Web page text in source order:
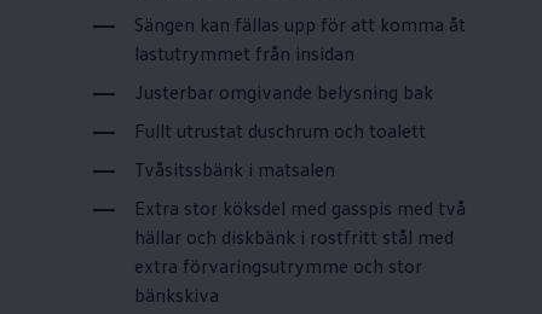
Sängen kan fällas upp för att komma åt
lastutrymmet från insidan
Justerbar omgivande belysning bak
Fullt utrustat duschrum och toalett
Tvåsitssbänk i matsalen
Extra stor köksdel med gasspis med två
hällar och diskbänk i rostfritt stål med
extra förvaringsutrymme och stor
bänkskiva